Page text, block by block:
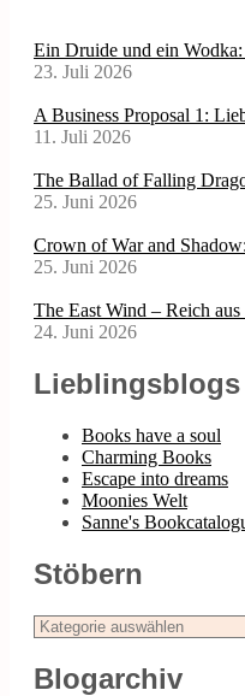
Ein Druide und ein
23. Juli 2026
A Business Proposal 1:
11. Juli 2026
The Ballad of Falling
25. Juni 2026
Crown of War and
25. Juni 2026
The East Wind – Reich
24. Juni 2026
Lieblingsblogs
Books have a soul
Charming Books
Escape into dreams
Moonies Welt
Sanne's
Stöbern
Stöbern
Blogarchiv